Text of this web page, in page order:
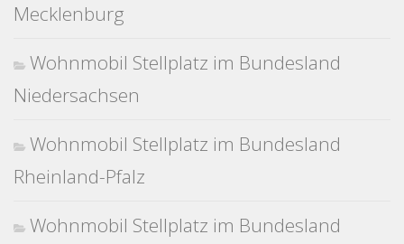
Mecklenburg
Wohnmobil Stellplatz im Bundesland
Niedersachsen
Wohnmobil Stellplatz im Bundesland
Rheinland-Pfalz
Wohnmobil Stellplatz im Bundesland